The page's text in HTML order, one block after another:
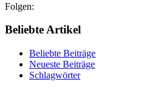
Folgen:
Beliebte Artikel
Beliebte Beiträge
Neueste Beiträge
Schlagwörter